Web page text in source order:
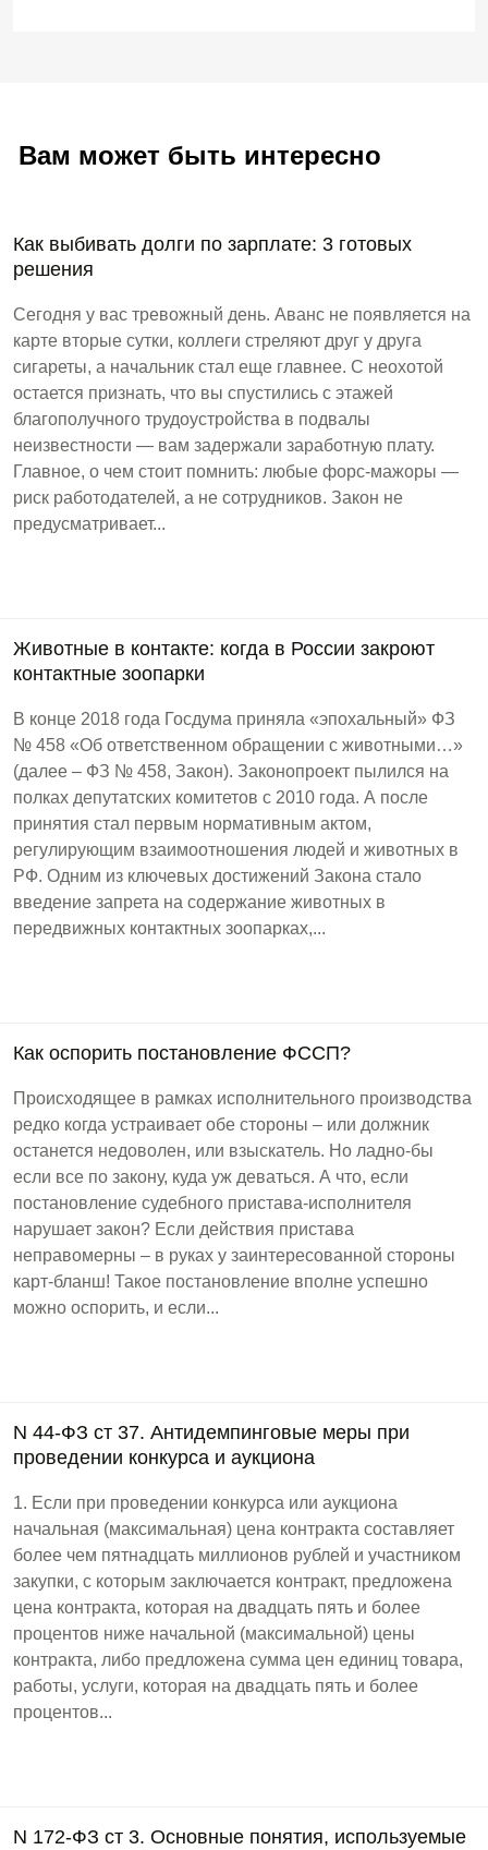
Вам может быть интересно
Как выбивать долги по зарплате: 3 готовых
решения
Сегодня у вас тревожный день. Аванс не появляется на
карте вторые сутки, коллеги стреляют друг у друга
сигареты, а начальник стал еще главнее. С неохотой
остается признать, что вы спустились с этажей
благополучного трудоустройства в подвалы
неизвестности — вам задержали заработную плату.
Главное, о чем стоит помнить: любые форс-мажоры —
риск работодателей, а не сотрудников. Закон не
предусматривает...
Животные в контакте: когда в России закроют
контактные зоопарки
В конце 2018 года Госдума приняла «эпохальный» ФЗ
№ 458 «Об ответственном обращении с животными…»
(далее – ФЗ № 458, Закон). Законопроект пылился на
полках депутатских комитетов с 2010 года. А после
принятия стал первым нормативным актом,
регулирующим взаимоотношения людей и животных в
РФ. Одним из ключевых достижений Закона стало
введение запрета на содержание животных в
передвижных контактных зоопарках,...
Как оспорить постановление ФССП?
Происходящее в рамках исполнительного производства
редко когда устраивает обе стороны – или должник
останется недоволен, или взыскатель. Но ладно-бы
если все по закону, куда уж деваться. А что, если
постановление судебного пристава-исполнителя
нарушает закон? Если действия пристава
неправомерны – в руках у заинтересованной стороны
карт-бланш! Такое постановление вполне успешно
можно оспорить, и если...
N 44-ФЗ ст 37. Антидемпинговые меры при
проведении конкурса и аукциона
1. Если при проведении конкурса или аукциона
начальная (максимальная) цена контракта составляет
более чем пятнадцать миллионов рублей и участником
закупки, с которым заключается контракт, предложена
цена контракта, которая на двадцать пять и более
процентов ниже начальной (максимальной) цены
контракта, либо предложена сумма цен единиц товара,
работы, услуги, которая на двадцать пять и более
процентов...
N 172-ФЗ ст 3. Основные понятия, используемые